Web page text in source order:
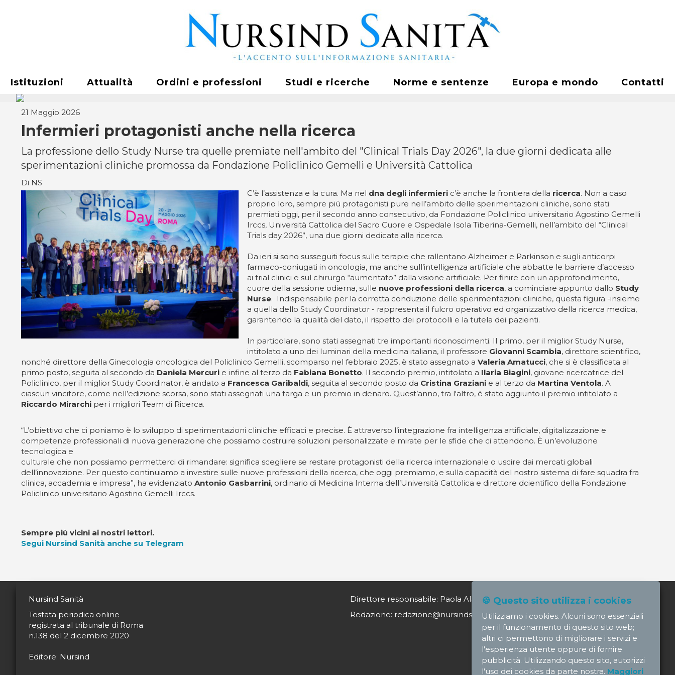
Istituzioni Attualità Ordini e professioni Studi e ricerche Norme e sentenze Europa e mondo Contatti
21 Maggio 2026
Infermieri protagonisti anche nella ricerca
La professione dello Study Nurse tra quelle premiate nell'ambito del "Clinical Trials Day 2026", la due giorni dedicata alle
sperimentazioni cliniche promossa da Fondazione Policlinico Gemelli e Università Cattolica
Di NS
C’è l’assistenza e la cura. Ma nel dna degli infermieri c’è anche la frontiera della ricerca. Non a caso
proprio loro, sempre più protagonisti pure nell’ambito delle sperimentazioni cliniche, sono stati
premiati oggi, per il secondo anno consecutivo, da Fondazione Policlinico universitario Agostino Gemelli
Irccs, Università Cattolica del Sacro Cuore e Ospedale Isola Tiberina-Gemelli, nell’ambito del “Clinical
Trials day 2026”, una due giorni dedicata alla ricerca.
Da ieri si sono susseguiti focus sulle terapie che rallentano Alzheimer e Parkinson e sugli anticorpi
farmaco-coniugati in oncologia, ma anche sull’intelligenza artificiale che abbatte le barriere d’accesso
ai trial clinici e sul chirurgo “aumentato” dalla visione artificiale. Per finire con un approfondimento,
cuore della sessione odierna, sulle nuove professioni della ricerca, a cominciare appunto dallo Study
Nurse. Indispensabile per la corretta conduzione delle sperimentazioni cliniche, questa figura -insieme
a quella dello Study Coordinator - rappresenta il fulcro operativo ed organizzativo della ricerca medica,
garantendo la qualità del dato, il rispetto dei protocolli e la tutela dei pazienti.
In particolare, sono stati assegnati tre importanti riconoscimenti. Il primo, per il miglior Study Nurse,
intitolato a uno dei luminari della medicina italiana, il professore Giovanni Scambia, direttore scientifico,
nonché direttore della Ginecologia oncologica del Policlinico Gemelli, scomparso nel febbraio 2025, è stato assegnato a Valeria Amatucci, che si è classificata al
primo posto, seguita al secondo da Daniela Mercuri e infine al terzo da Fabiana Bonetto. Il secondo premio, intitolato a Ilaria Biagini, giovane ricercatrice del
Policlinico, per il miglior Study Coordinator, è andato a Francesca Garibaldi, seguita al secondo posto da Cristina Graziani e al terzo da Martina Ventola. A
ciascun vincitore, come nell’edizione scorsa, sono stati assegnati una targa e un premio in denaro. Quest’anno, tra l'altro, è stato aggiunto il premio intitolato a
Riccardo Mirarchi per i migliori Team di Ricerca.
“L’obiettivo che ci poniamo è lo sviluppo di sperimentazioni cliniche efficaci e precise. È attraverso l’integrazione fra intelligenza artificiale, digitalizzazione e
competenze professionali di nuova generazione che possiamo costruire soluzioni personalizzate e mirate per le sfide che ci attendono. È un’evoluzione
tecnologica e
culturale che non possiamo permetterci di rimandare: significa scegliere se restare protagonisti della ricerca internazionale o uscire dai mercati globali
dell’innovazione. Per questo continuiamo a investire sulle nuove professioni della ricerca, che oggi premiamo, e sulla capacità del nostro sistema di fare squadra fra
clinica, accademia e impresa”, ha evidenziato Antonio Gasbarrini, ordinario di Medicina Interna dell’Università Cattolica e direttore dcientifico della Fondazione
Policlinico universitario Agostino Gemelli Irccs.
Sempre più vicini ai nostri lettori.
Segui Nursind Sanità anche su Telegram
Nursind Sanità
Testata periodica online
registrata al tribunale di Roma
n.138 del 2 dicembre 2020
Editore: Nursind
Direttore responsabile: Paola Alagia direttore@nursindsanita.it
Redazione: redazione@nursindsanita.it
🍪 Questo sito utilizza i cookies
Utilizziamo i cookies. Alcuni sono essenziali
per il funzionamento di questo sito web;
altri ci permettono di migliorare i servizi e
l'esperienza utente oppure di fornire
pubblicità. Utilizzando questo sito, autorizzi
l'uso dei cookies da parte nostra. Maggiori